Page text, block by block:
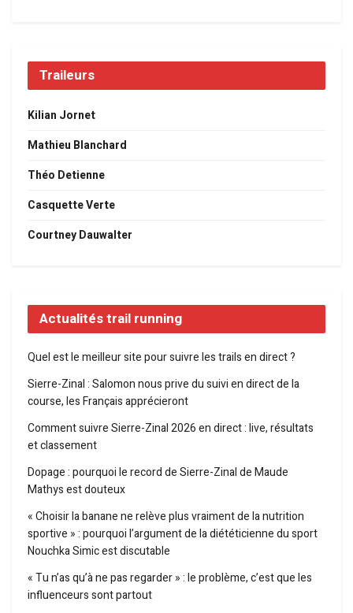
Traileurs
Kilian Jornet
Mathieu Blanchard
Théo Detienne
Casquette Verte
Courtney Dauwalter
Actualités trail running
Quel est le meilleur site pour suivre les trails en direct ?
Sierre-Zinal : Salomon nous prive du suivi en direct de la
course, les Français apprécieront
Comment suivre Sierre-Zinal 2026 en direct : live, résultats
et classement
Dopage : pourquoi le record de Sierre-Zinal de Maude
Mathys est douteux
« Choisir la banane ne relève plus vraiment de la nutrition
sportive » : pourquoi l’argument de la diététicienne du sport
Nouchka Simic est discutable
« Tu n’as qu’à ne pas regarder » : le problème, c’est que les
influenceurs sont partout